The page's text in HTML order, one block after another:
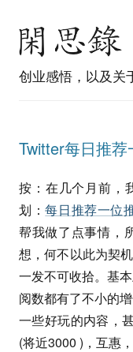
创业感悟，以及关
Twitter每日推
按：在几个月前，
划：每日推荐一位
帮我做了点事情，
想，何不以此为契
一发不可收拾。基
阅数都有了不小的
一些好玩的内容，
(将近3000 )，互惠，